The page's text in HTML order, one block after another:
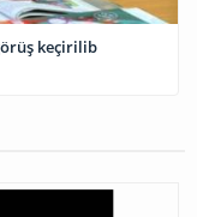
keçirilib